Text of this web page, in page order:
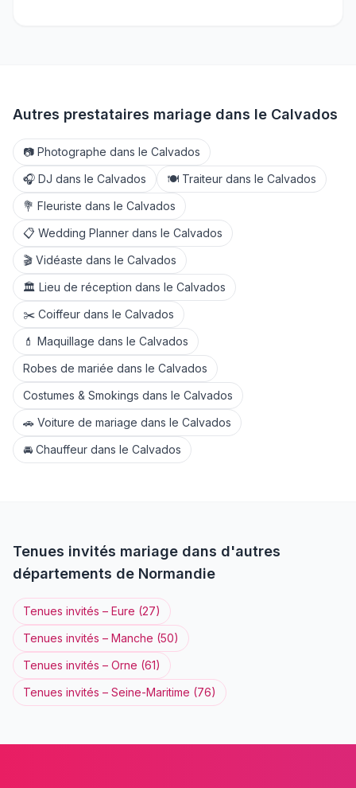
Autres prestataires mariage dans le Calvados
📷 Photographe dans le Calvados
🎧 DJ dans le Calvados 🍽️ Traiteur dans le Calvados
💐 Fleuriste dans le Calvados
📋 Wedding Planner dans le Calvados
🎬 Vidéaste dans le Calvados
🏛️ Lieu de réception dans le Calvados
✂️ Coiffeur dans le Calvados
💄 Maquillage dans le Calvados
Robes de mariée dans le Calvados
Costumes & Smokings dans le Calvados
🚗 Voiture de mariage dans le Calvados
🚘 Chauffeur dans le Calvados
Tenues invités mariage dans d'autres
départements de Normandie
Tenues invités – Eure (27)
Tenues invités – Manche (50)
Tenues invités – Orne (61)
Tenues invités – Seine-Maritime (76)